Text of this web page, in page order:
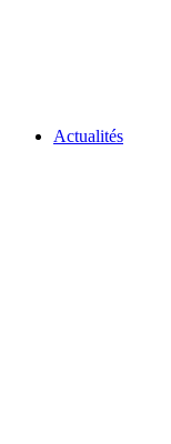
Actualités